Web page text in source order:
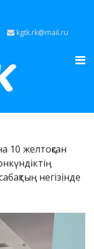
kgtk.rk@mail.ru
10 желтоқсан
негізінде